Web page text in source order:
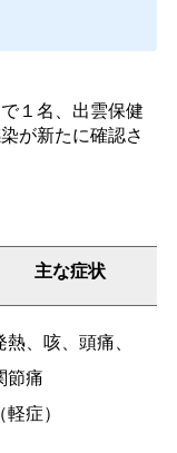
１名、出雲保健
が新たに確認さ
主な症状
熱、咳、頭痛、
節痛
（軽症）